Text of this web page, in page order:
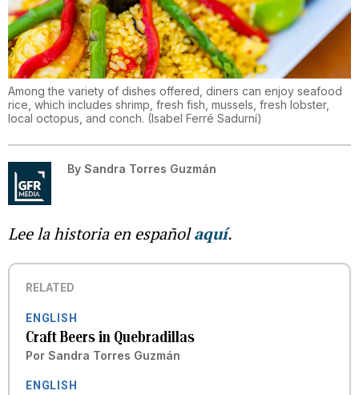
Among the variety of dishes offered, diners can enjoy seafood
rice, which includes shrimp, fresh fish, mussels, fresh lobster,
local octopus, and conch. (Isabel Ferré Sadurní)
By Sandra Torres Guzmán
Lee la historia en españolaquí.
RELATED
ENGLISH
Craft Beers in Quebradillas
Por Sandra Torres Guzmán
ENGLISH